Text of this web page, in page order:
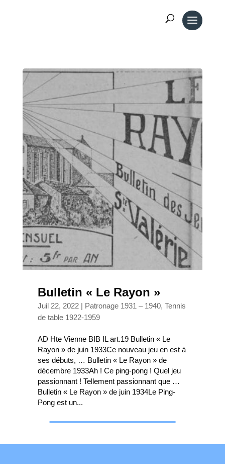
Bulletin « Le Rayon »
Juil 22, 2022| Patronage 1931 – 1940, Tennis
de table 1922-1959
AD Hte Vienne BIB IL art.19 Bulletin « Le
Rayon » de juin 1933Ce nouveau jeu en est à
ses débuts, … Bulletin « Le Rayon » de
décembre 1933Ah ! Ce ping-pong ! Quel jeu
passionnant ! Tellement passionnant que …
Bulletin « Le Rayon » de juin 1934Le Ping-
Pong est un...